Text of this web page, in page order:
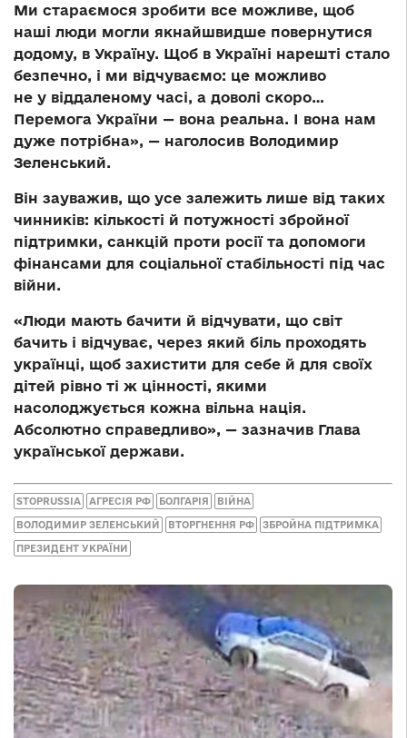
Ми стараємося зробити все можливе, щоб
наші люди могли якнайшвидше повернутися
додому, в Україну. Щоб в Україні нарешті стало
безпечно, і ми відчуваємо: це можливо
не у віддаленому часі, а доволі скоро…
Перемога України — вона реальна. І вона нам
дуже потрібна», — наголосив Володимир
Зеленський.
Він зауважив, що усе залежить лише від таких
чинників: кількості й потужності збройної
підтримки, санкцій проти росії та допомоги
фінансами для соціальної стабільності під час
війни.
«Люди мають бачити й відчувати, що світ
бачить і відчуває, через який біль проходять
українці, щоб захистити для себе й для своїх
дітей рівно ті ж цінності, якими
насолоджується кожна вільна нація.
Абсолютно справедливо», — зазначив Глава
української держави.
STOPRUSSIA АГРЕСІЯ РФ БОЛГАРІЯ ВІЙНА
ВОЛОДИМИР ЗЕЛЕНСЬКИЙ ВТОРГНЕННЯ РФ ЗБРОЙНА ПІДТРИМКА
ПРЕЗИДЕНТ УКРАЇНИ